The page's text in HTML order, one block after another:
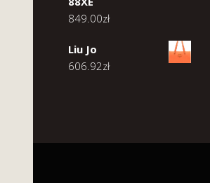
849.00zł
Liu Jo
606.92zł